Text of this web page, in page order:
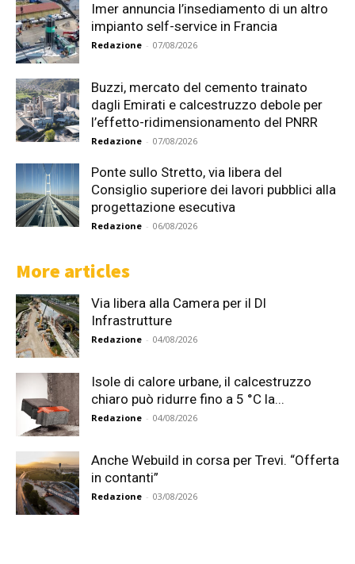
Imer annuncia l’insediamento di un altro
impianto self-service in Francia
Redazione - 07/08/2026
Buzzi, mercato del cemento trainato
dagli Emirati e calcestruzzo debole per
l’effetto-ridimensionamento del PNRR
Redazione - 07/08/2026
Ponte sullo Stretto, via libera del
Consiglio superiore dei lavori pubblici alla
progettazione esecutiva
Redazione - 06/08/2026
More articles
Via libera alla Camera per il Dl
Infrastrutture
Redazione - 04/08/2026
Isole di calore urbane, il calcestruzzo
chiaro può ridurre fino a 5 °C la...
Redazione - 04/08/2026
Anche Webuild in corsa per Trevi. “Offerta
in contanti”
Redazione - 03/08/2026